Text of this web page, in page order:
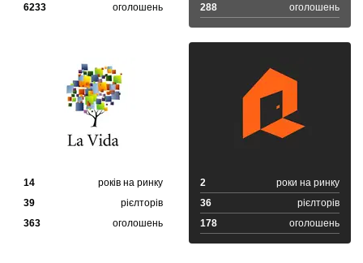
6233
оголошень
288
оголошень
14
років на ринку
39
рієлторів
363
оголошень
2
роки на ринку
36
рієлторів
178
оголошень